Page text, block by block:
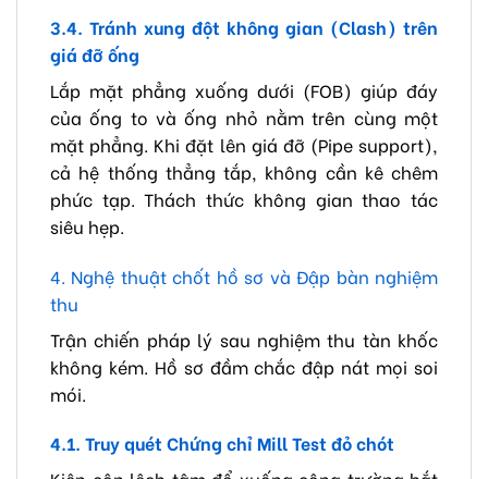
3.4. Tránh xung đột không gian (Clash) trên
giá đỡ ống
Lắp mặt phẳng xuống dưới (FOB) giúp đáy
của ống to và ống nhỏ nằm trên cùng một
mặt phẳng. Khi đặt lên giá đỡ (Pipe support),
cả hệ thống thẳng tắp, không cần kê chêm
phức tạp. Thách thức không gian thao tác
siêu hẹp.
4. Nghệ thuật chốt hồ sơ và Đập bàn nghiệm
thu
Trận chiến pháp lý sau nghiệm thu tàn khốc
không kém. Hồ sơ đầm chắc đập nát mọi soi
mói.
4.1. Truy quét Chứng chỉ Mill Test đỏ chót